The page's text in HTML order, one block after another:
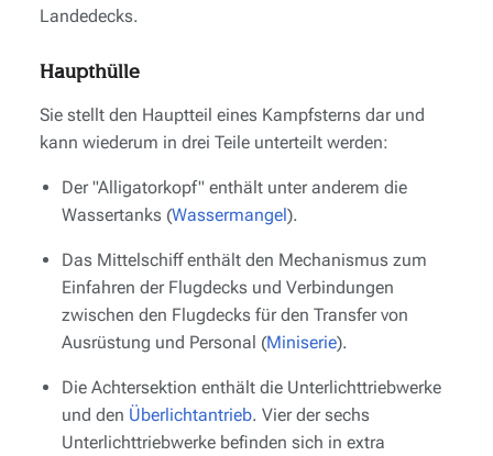
Landedecks.
Haupthülle
Sie stellt den Hauptteil eines Kampfsterns dar und
kann wiederum in drei Teile unterteilt werden:
Der"Alligatorkopf" enthält unter anderem die
Wassertanks (Wassermangel).
Das Mittelschiffenthält den Mechanismus zum
Einfahren der Flugdecks und Verbindungen
zwischen den Flugdecks für den Transfer von
Ausrüstung und Personal (Miniserie).
Die Achtersektion enthält die Unterlichttriebwerke
und den Überlichtantrieb. Vier der sechs
Unterlichttriebwerke befinden sich in extra